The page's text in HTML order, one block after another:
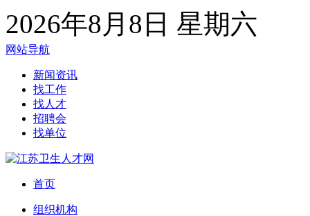
2026年8月8日 星期六
网站导航
新闻资讯
找工作
找人才
招聘会
找单位
首页
组织机构